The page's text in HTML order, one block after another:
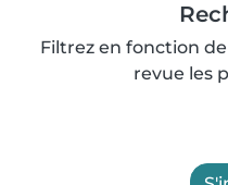
Filtrez en fonction
revue les